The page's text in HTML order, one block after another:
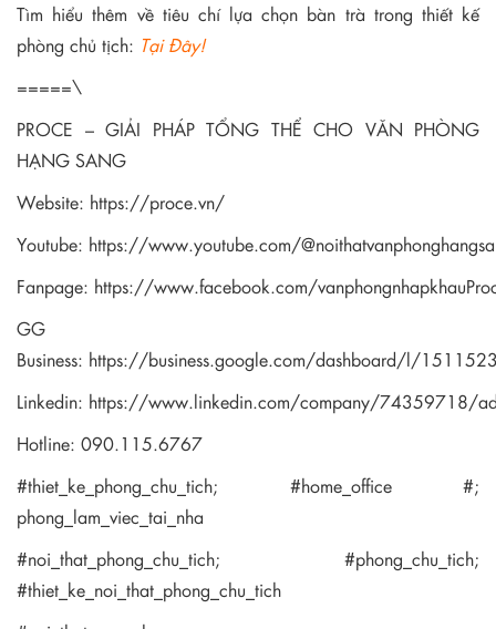
Tìm hiểu thêm về tiêu chí lựa chọn bàn trà trong thiết kế
phòng chủ tịch: Tại Đây!
=====\
PROCE – GIẢI PHÁP TỔNG THỂ CHO VĂN PHÒNG
HẠNG SANG
Website: https://proce.vn/
Youtube: https://www.youtube.com/
Fanpage: https://www.facebook.com/
GG
Business: https://business.google.com/dashboard/l/
Linkedin: https://www.linkedin.com/company/74359718/
Hotline: 090.115.6767
#thiet_ke_phong_chu_tich; #home_office #;
phong_lam_viec_tai_nha
#noi_that_phong_chu_tich; #phong_chu_tich;
#thiet_ke_noi_that_phong_chu_tich